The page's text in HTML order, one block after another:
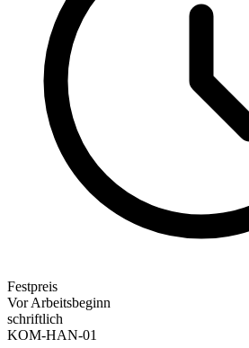
Festpreis
Vor Arbeitsbeginn
schriftlich
KOM-HAN-01